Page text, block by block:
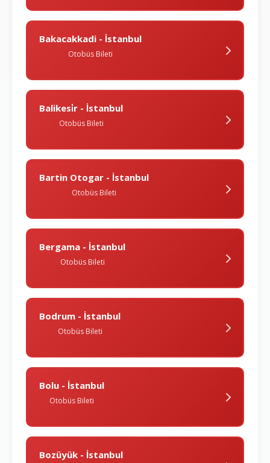
Bakacakkadi - İstanbul
Otobüs Bileti
Balikesi̇r - İstanbul
Otobüs Bileti
Bartin Otogar - İstanbul
Otobüs Bileti
Bergama - İstanbul
Otobüs Bileti
Bodrum - İstanbul
Otobüs Bileti
Bolu - İstanbul
Otobüs Bileti
Bozüyük - İstanbul